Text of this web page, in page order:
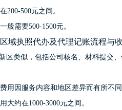
200-500元之间。
般需要500-1500元。
域执照代办及代理记账流程与
区类似，包括公司核名、材料提交
用因服务内容和地区差异而有所不
大约在1000-3000元之间。